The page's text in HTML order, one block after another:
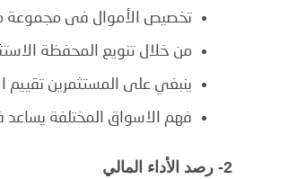
تخصيص الأموال فى مجموعة
من خلال تنويع المحفظة
ينبغي على المستثمرين تقييم
فهم الاسواق المختلفة
2- رصد الأداء المالي